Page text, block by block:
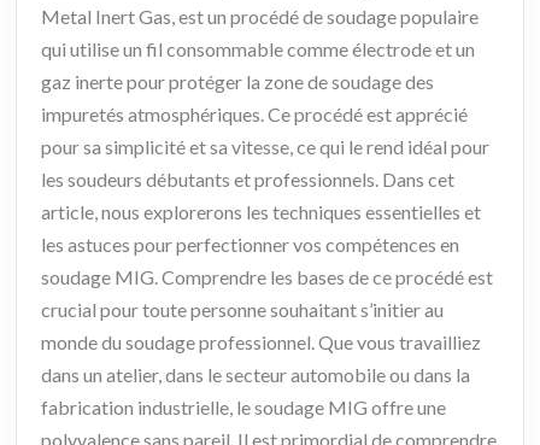
Metal Inert Gas, est un procédé de soudage populaire
qui utilise un fil consommable comme électrode et un
gaz inerte pour protéger la zone de soudage des
impuretés atmosphériques. Ce procédé est apprécié
pour sa simplicité et sa vitesse, ce qui le rend idéal pour
les soudeurs débutants et professionnels. Dans cet
article, nous explorerons les techniques essentielles et
les astuces pour perfectionner vos compétences en
soudage MIG. Comprendre les bases de ce procédé est
crucial pour toute personne souhaitant s’initier au
monde du soudage professionnel. Que vous travailliez
dans un atelier, dans le secteur automobile ou dans la
fabrication industrielle, le soudage MIG offre une
polyvalence sans pareil. Il est primordial de comprendre